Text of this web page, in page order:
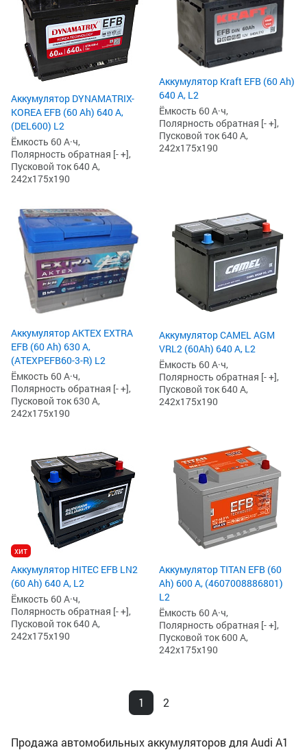
Аккумулятор DYNAMATRIX-
KOREA EFB (60 Ah) 640 А,
(DEL600) L2
Ёмкость 60 А·ч,
Полярность обратная [- +],
Пусковой ток 640 А,
242x175x190
Аккумулятор Kraft EFB (60 Ah)
640 А, L2
Ёмкость 60 А·ч,
Полярность обратная [- +],
Пусковой ток 640 А,
242x175x190
Аккумулятор AKTEX EXTRA
EFB (60 Ah) 630 А,
(ATEXPEFB60-3-R) L2
Ёмкость 60 А·ч,
Полярность обратная [- +],
Пусковой ток 630 А,
242x175x190
Аккумулятор CAMEL AGM
VRL2 (60Ah) 640 А, L2
Ёмкость 60 А·ч,
Полярность обратная [- +],
Пусковой ток 640 А,
242x175x190
хит
Аккумулятор HITEC EFB LN2
(60 Ah) 640 А, L2
Ёмкость 60 А·ч,
Полярность обратная [- +],
Пусковой ток 640 А,
242x175x190
Аккумулятор TITAN EFB (60
Ah) 600 А, (4607008886801)
L2
Ёмкость 60 А·ч,
Полярность обратная [- +],
Пусковой ток 600 А,
242x175x190
1 2
Продажа автомобильных аккумуляторов для Audi A1